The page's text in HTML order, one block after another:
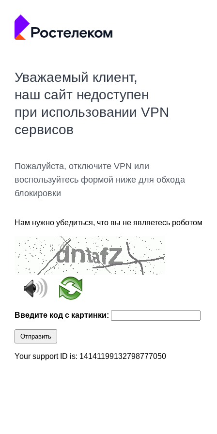
Уважаемый клиент,
наш сайт недоступен
при использовании VPN
сервисов
Пожалуйста, отключите VPN или
воспользуйтесь формой ниже для обхода
блокировки
Нам нужно убедиться, что вы не являетесь роботом
Введите код с картинки:
Отправить
Your support ID is: 14141199132798777050